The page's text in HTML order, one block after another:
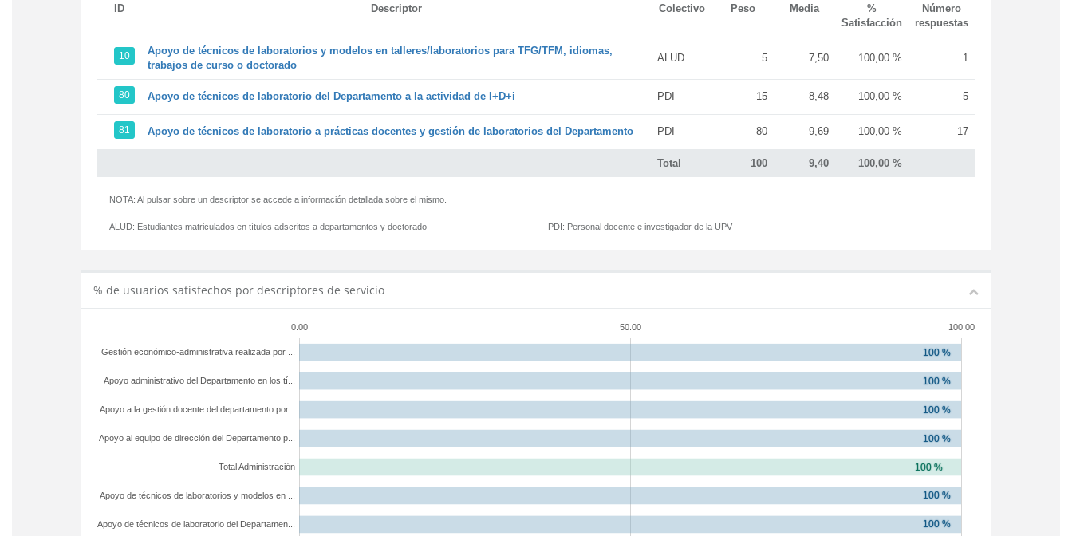
ID Descriptor Colectivo Peso Media
%
Satisfacción
Número
respuestas
Total 100 9,40 100,00 %
10
Apoyo de técnicos de laboratorios y modelos en talleres/laboratorios para TFG/TFM, idiomas,
trabajos de curso o doctorado
ALUD 5 7,50 100,00 % 1
80 Apoyo de técnicos de laboratorio del Departamento a la actividad de I+D+i PDI 15 8,48 100,00 % 5
81 Apoyo de técnicos de laboratorio a prácticas docentes y gestión de laboratorios del Departamento PDI 80 9,69 100,00 % 17
NOTA: Al pulsar sobre un descriptor se accede a información detallada sobre el mismo.
ALUD: Estudiantes matriculados en títulos adscritos a departamentos y doctorado PDI: Personal docente e investigador de la UPV
% de usuarios satisfechos por descriptores de servicio
0.00 50.00 100.00
Apoyo de técnicos de laboratorio del Departamen...
Apoyo de técnicos de laboratorios y modelos en ...
Total Administración
Apoyo al equipo de dirección del Departamento p...
Apoyo a la gestión docente del departamento por...
Apoyo administrativo del Departamento en los tí...
Gestión económico-administrativa realizada por ...